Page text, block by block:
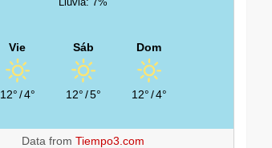
Vie
12°/4°
Sáb
12°/5°
Dom
12°/4°
Data fromTiempo3.com